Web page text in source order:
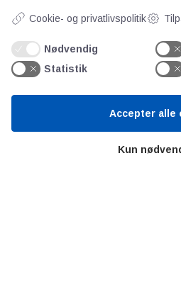
Videncentre
Teknologisk Institut
Bitva
Litteratur
Cookie- og privatlivspolitik
Nødvendig
Statistik
Kun
Accepter alle